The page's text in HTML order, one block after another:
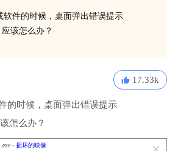
软件的时候，桌面弹出错误提示
应该怎么办？
17.33k
的时候，桌面弹出错误提示
怎么办？
- 损坏的映像